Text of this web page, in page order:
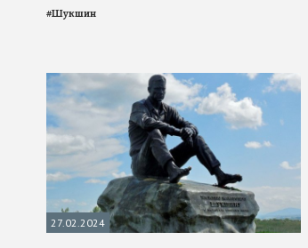
#Шукшин
27.02.2024